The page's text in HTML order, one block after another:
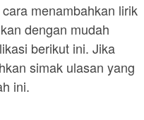
menambahkan lirik
dengan mudah
berikut ini. Jika
simak ulasan yang
ini.